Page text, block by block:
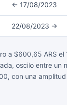
← 17/08/2023
22/08/2023 →
a $600,65 ARS
oscilo entre un
con una